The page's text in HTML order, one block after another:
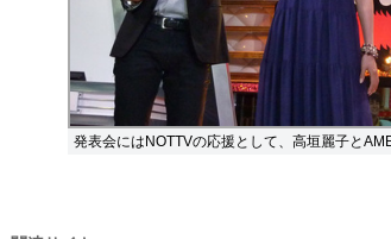
発表会にはNOTTVの応援として、高垣麗子と